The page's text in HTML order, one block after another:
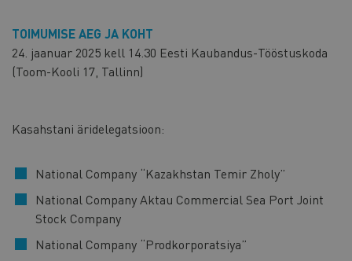
TOIMUMISE AEG JA KOHT
24. jaanuar 2025 kell 14.30 Eesti Kaubandus-Tööstuskoda
(Toom-Kooli 17, Tallinn)
Kasahstani äridelegatsioon:
National Company “Kazakhstan Temir Zholy”
National Company Aktau Commercial Sea Port Joint
Stock Company
National Company “Prodkorporatsiya”